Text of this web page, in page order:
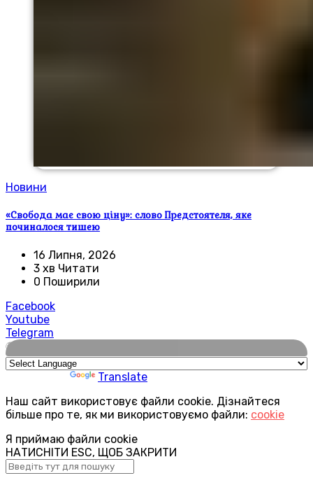
Новини
«Свобода має свою ціну»: слово Предстоятеля, яке
починалося тишею
16 Липня, 2026
3 хв Читати
0 Поширили
Facebook
Youtube
Telegram
🌍
Translate
Наш сайт використовує файли cookie. Дізнайтеся
більше про те, як ми використовуємо файли: cookie
Я приймаю файли cookie
НАТИСНІТИ ESC, ЩОБ ЗАКРИТИ